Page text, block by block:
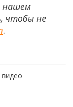
нашем
чтобы не
.